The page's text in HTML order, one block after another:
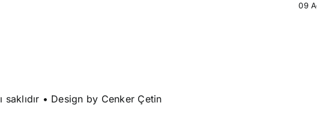
09
• Design by Cenker Çetin